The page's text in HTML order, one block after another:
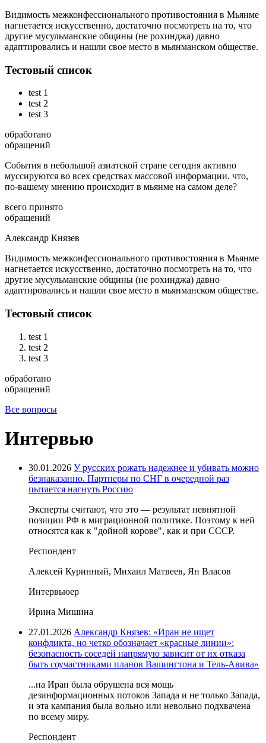
Видимость межконфессионального противостояния в Мьянме
нагнетается искусственно, достаточно посмотреть на то, что
другие мусульманские общины (не рохинджа) давно
адаптировались и нашли свое место в мьянманском обществе.
Тестовый список
test 1
test 2
test 3
обработано
обращений
События в небольшой азиатской стране сегодня активно
муссируются во всех средствах массовой информации. что,
по-вашему мнению происходит в мьянме на самом деле?
всего принято
обращений
Александр Князев
Видимость межконфессионального противостояния в Мьянме
нагнетается искусственно, достаточно посмотреть на то, что
другие мусульманские общины (не рохинджа) давно
адаптировались и нашли свое место в мьянманском обществе.
Тестовый список
test 1
test 2
test 3
обработано
обращений
Все вопросы
Интервью
30.01.2026 У русских рожать надежнее и убивать можно
безнаказанно. Партнеры по СНГ в очередной раз
пытается нагнуть Россию
Эксперты считают, что это — результат невнятной
позиции РФ в миграционной политике. Поэтому к ней
относятся как к "дойной корове", как и при СССР.
Респондент
Алексей Куринный, Михаил Матвеев, Ян Власов
Интервьюер
Ирина Мишина
27.01.2026 Александр Князев: «Иран не ищет
конфликта, но четко обозначает «красные линии»:
безопасность соседей напрямую зависит от их отказа
быть соучастниками планов Вашингтона и Тель-Авива»
...на Иран была обрушена вся мощь
дезинформационных потоков Запада и не только Запада,
и эта кампания была вольно или невольно подхвачена
по всему миру.
Респондент